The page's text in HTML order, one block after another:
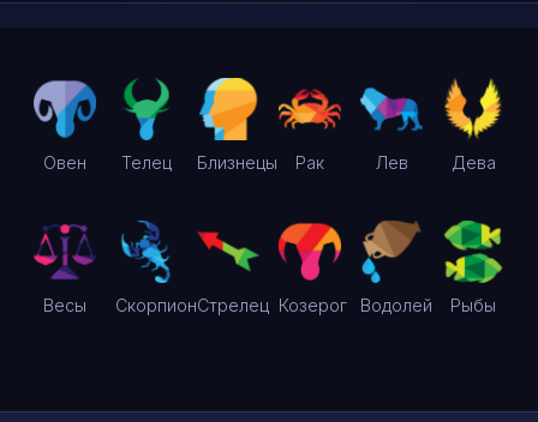
Овен Телец Близнецы Рак Лев Дева
Весы СкорпионСтрелец Козерог Водолей Рыбы